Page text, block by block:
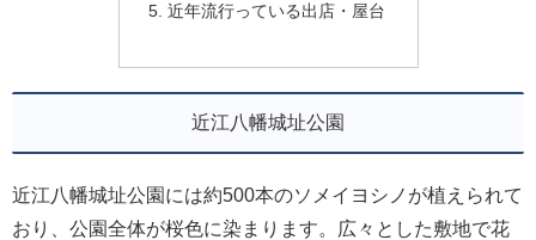
近年流行っている出店・屋台
近江八幡城址公園
近江八幡城址公園には約500本のソメイヨシノが植えられて
おり、公園全体が桜色に染まります。広々とした敷地で花